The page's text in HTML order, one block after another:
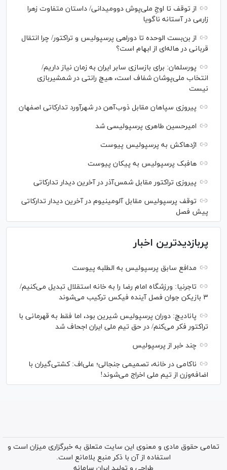
از توقف تا اوجِ ملی‌پوش دوومیدانی/ داستان متفاوت زهرا
زارعی در آستانه ناگویا
از بن‌بست الوحده تا دوراهی پرسپولیس و تراکتور/ چرا انتقال
قربانی در هاله‌ای از ابهام است؟
پورسلمان: برای بازسازی سابر ایران به زمان نیاز داریم/
انتخاب ملی‌پوشان شفاف است، هیچ رانتی در شمشیربازی
نیست
پیروزی سپاهان مقابل ذوب‌آهن در شهرآورد تدارکاتی اصفهان
امیرحسین طاهری پرسپولیسی شد
اژدهاکش به پرسپولیس پیوست
هافبک پرسپولیس به پیکان پیوست
پیروزی تراکتور مقابل شمس‌آذر در آخرین دیدار تدارکاتی
توقف پرسپولیس مقابل آلومینیوم در آخرین دیدار تدارکاتی
پیش فصل
پربازدیدترین اخبار
مدافع سابق پرسپولیس به الطلبه پیوست
تاجرنیا: ورزشگاه امام رضا را به خانه استقلال تبدیل می‌کنیم/
۳ بازیکن جوان فصل آینده فیکس ترکیب می‌شوند
پانادیچ: دوران پرسپولیس شیرین بود، اما فقط به قهرمانی با
تراکتور فکر می‌کنم/ در حق تیم ملی ایران اجحاف شد
چند خبر از پرسپولیس
ناکامی در خانه، تصمیمی جنجالی؛ علی‌اف: کشتی‌گیران با
اضافه‌وزن از تیم ملی اخراج می‌شوند!
تمامی حقوق مادی و معنوی این سایت متعلق به خبرگزاری میزان است و
استفاده از آن با ذکر منبع بلامانع است.